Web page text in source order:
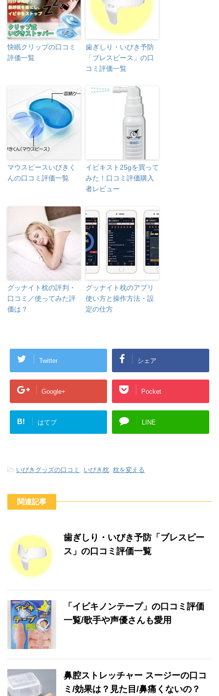
快眠クリップの口コミ
評価一覧
歯ぎしり・いびき予防
「ブレスピース」の口
コミ評価一覧
マウスピースいびきく
んの口コミ評価一覧
イビキスト25gを買って
みた！口コミ評価購入
者レビュー
グッナイト枕の評判・
口コミ／使ってみた評
価は？
グッナイト枕のアプリ
使い方と操作方法・設
定の仕方
Twitter シェア
Google+ Pocket
B! はてブ LINE
-いびきグッズの口コミ , いびき枕, 枕を変える
関連記事
歯ぎしり・いびき予防「ブレスピー
ス」の口コミ評価一覧
「イビキノンテープ」の口コミ評価
一覧/歌手や声優さんも愛用
鼻腔ストレッチャー スージーの口コ
ミ/効果は？見た目/鼻痛くないの？